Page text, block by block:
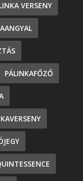
VERSENY
PÁLINKAFŐZŐ